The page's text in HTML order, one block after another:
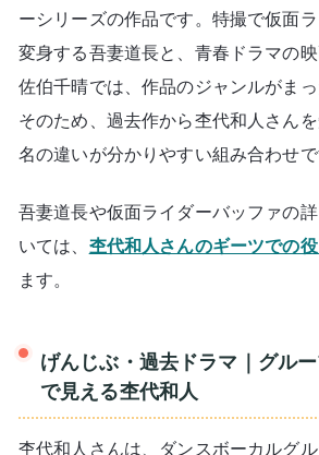
ーシリーズの作品です。特撮で仮面
変身する吾妻道長と、青春ドラマの
佐伯千晴では、作品のジャンルがまっ
そのため、過去作から杢代和人さん
名の違いが分かりやすい組み合わせで
吾妻道長や仮面ライダーバッファの
いては、 杢代和人さんのギーツでの
ます。
げんじぶ・過去ドラマ｜グル
で見える杢代和人
杢代和人さんは、ダンスボーカルグ